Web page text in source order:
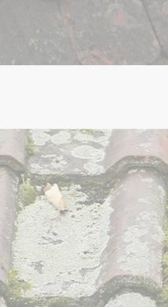
Decoration and protection